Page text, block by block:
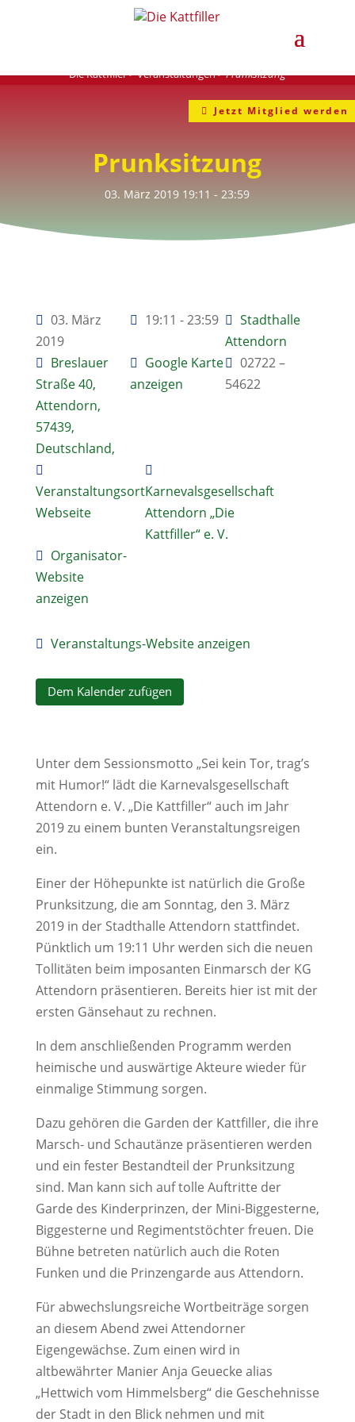
Die Kattfiller>Veranstaltungen>Prunksitzung
Jetzt Mitglied werden
Prunksitzung
03. März 2019 19:11 - 23:59
03. März
2019
19:11 - 23:59
Stadthalle
Attendorn
Breslauer
Straße 40,
Attendorn,
57439,
Deutschland,
Google Karte
anzeigen
02722 –
54622
Veranstaltungsort
Webseite
Karnevalsgesellschaft
Attendorn „Die
Kattfiller“ e. V.
Organisator-
Website
anzeigen
Veranstaltungs-Website anzeigen
Dem Kalender zufügen
Unter dem Sessionsmotto „Sei kein Tor, trag’s
mit Humor!“ lädt die Karnevalsgesellschaft
Attendorn e. V. „Die Kattfiller“ auch im Jahr
2019 zu einem bunten Veranstaltungsreigen
ein.
Einer der Höhepunkte ist natürlich die Große
Prunksitzung, die am Sonntag, den 3. März
2019 in der Stadthalle Attendorn stattfindet.
Pünktlich um 19:11 Uhr werden sich die neuen
Tollitäten beim imposanten Einmarsch der KG
Attendorn präsentieren. Bereits hier ist mit der
ersten Gänsehaut zu rechnen.
In dem anschließenden Programm werden
heimische und auswärtige Akteure wieder für
einmalige Stimmung sorgen.
Dazu gehören die Garden der Kattfiller, die ihre
Marsch- und Schautänze präsentieren werden
und ein fester Bestandteil der Prunksitzung
sind. Man kann sich auf tolle Auftritte der
Garde des Kinderprinzen, der Mini-Biggesterne,
Biggesterne und Regimentstöchter freuen. Die
Bühne betreten natürlich auch die Roten
Funken und die Prinzengarde aus Attendorn.
Für abwechslungsreiche Wortbeiträge sorgen
an diesem Abend zwei Attendorner
Eigengewächse. Zum einen wird in
altbewährter Manier Anja Geuecke alias
„Hettwich vom Himmelsberg“ die Geschehnisse
der Stadt in den Blick nehmen und mit